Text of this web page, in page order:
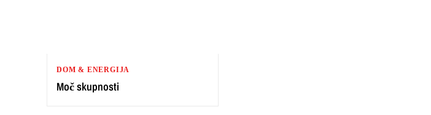
DOM & ENERGIJA
Moč skupnosti